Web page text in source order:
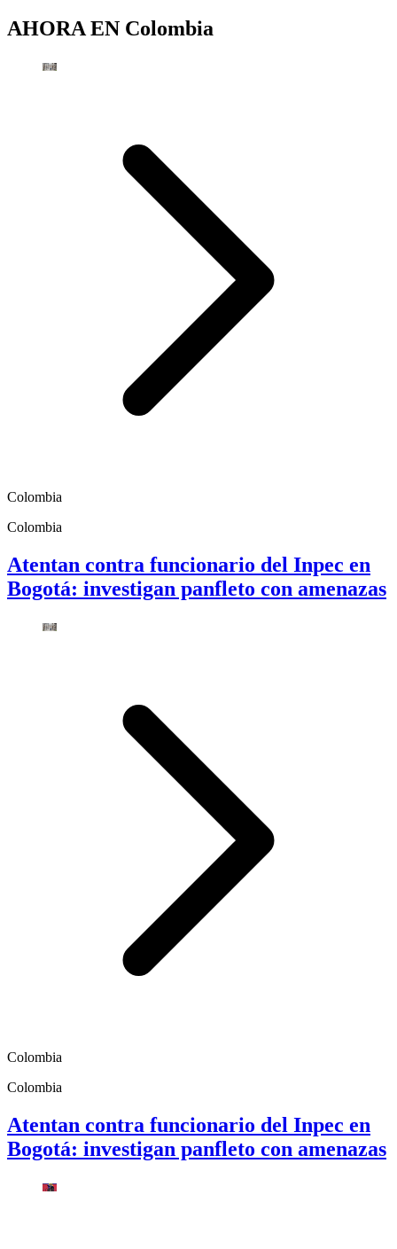
AHORA EN Colombia
Colombia
Colombia
Atentan contra funcionario del Inpec en
Bogotá: investigan panfleto con amenazas
Colombia
Colombia
Atentan contra funcionario del Inpec en
Bogotá: investigan panfleto con amenazas